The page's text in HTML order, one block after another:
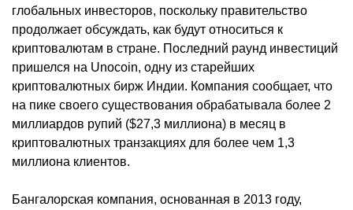
глобальных инвесторов, поскольку правительство
продолжает обсуждать, как будут относиться к
криптовалютам в стране. Последний раунд инвестиций
пришелся на Unocoin, одну из старейших
криптовалютных бирж Индии. Компания сообщает, что
на пике своего существования обрабатывала более 2
миллиардов рупий ($27,3 миллиона) в месяц в
криптовалютных транзакциях для более чем 1,3
миллиона клиентов.
Бангалорская компания, основанная в 2013 году,